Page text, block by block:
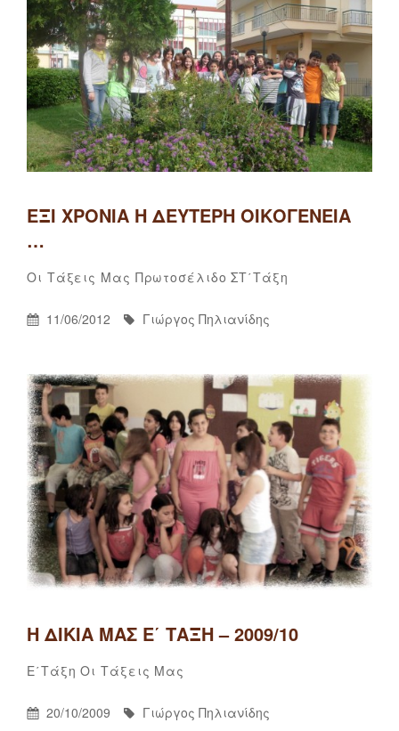
τη
Β’
τάξη
ΈΞΙ ΧΡΌΝΙΑ Η ΔΕΎΤΕΡΗ ΟΙΚΟΓΈΝΕΙΑ
…
Categories
Οι Τάξεις Μας Πρωτοσέλιδο ΣΤ΄τάξηBy
Γιώργος
Πηλιανίδης
δεύτερη
οικογένεια
…
Posted
11/06/2012 By
Γιώργος Πηλιανίδης
Η ΔΙΚΙΆ ΜΑΣ Ε΄ ΤΆΞΗ – 2009/10
Categories
Ε΄τάξη Οι Τάξεις Μας
Πηλιανίδης
στο
Posted
20/10/2009 By
Γιώργος Πηλιανίδης